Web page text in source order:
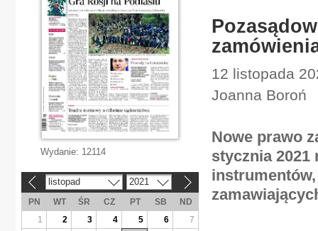
12 listopada
Joanna Boroń
Nowe prawo
stycznia 2021
Wydanie: 12114
listopad 2021
PN WT ŚR CZ PT SB
ND
1
2 3 4 5 6
7